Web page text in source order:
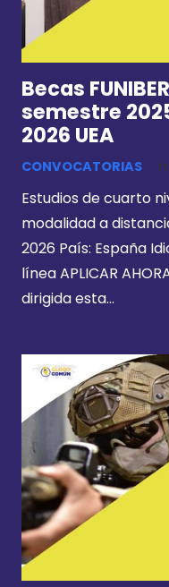
Becas
semestre
2026 UEA
CONVOCATORIAS
Estudios de cuarto
modalidad a
2026 País: España
línea APLICAR
dirigida esta…